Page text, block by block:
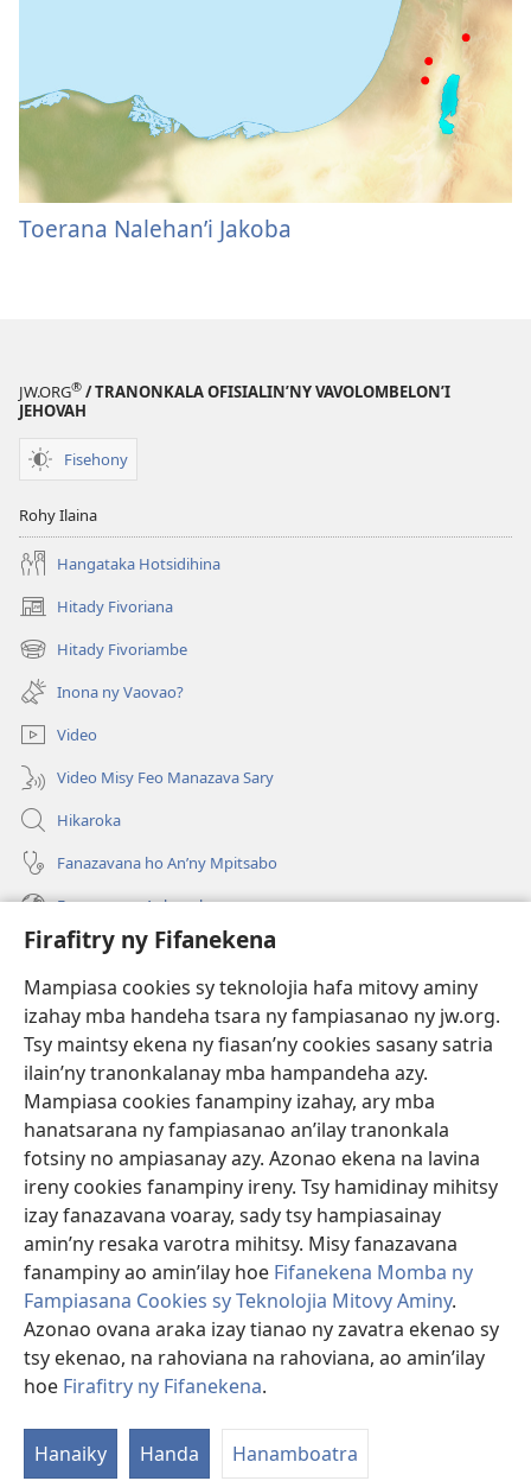
Firafitry ny Fifanekena
Mampiasa cookies sy teknolojia hafa mitovy aminy
izahay mba handeha tsara ny fampiasanao ny jw.org.
Tsy maintsy ekena ny fiasan’ny cookies sasany satria
ilain’ny tranonkalanay mba hampandeha azy.
Mampiasa cookies fanampiny izahay, ary mba
hanatsarana ny fampiasanao an’ilay tranonkala
fotsiny no ampiasanay azy. Azonao ekena na lavina
ireny cookies fanampiny ireny. Tsy hamidinay mihitsy
izay fanazavana voaray, sady tsy hampiasainay
amin’ny resaka varotra mihitsy. Misy fanazavana
fanampiny ao amin’ilay hoe Fifanekena Momba ny
Fampiasana Cookies sy Teknolojia Mitovy Aminy.
Azonao ovana araka izay tianao ny zavatra ekenao sy
tsy ekenao, na rahoviana na rahoviana, ao amin’ilay
hoe Firafitry ny Fifanekena.
Hanaiky Handa Hanamboatra
Toerana Nalehan’i Jakoba
JW.ORG® / TRANONKALA OFISIALIN’NY VAVOLOMBELON’I
JEHOVAH
Fisehony
Rohy Ilaina
Hangataka Hotsidihina
Hitady Fivoriana
(manokatra
rohy) Hitady Fivoriambe
(manokatra
rohy) Inona ny Vaovao?
Video
Video Misy Feo Manazava Sary
Hikaroka
Fanazavana ho An’ny Mpitsabo
Fanazavana Ankapobeny
Fanampiana
Fanomezana
(manokatra
rohy)
FITEHIRIZAM-BOKIN’NY Vavolombelon’i Jehovah
(manokatra
rohy)
JW Hub
(manokatra
rohy)
JW Library
Watchtower Library ®
Copyright© 2026 Watch Tower Bible and Tract Society of Pennsylvania.
FIFANEKENA| FIFANEKENA MOMBA NY TSIAMBARATELO
NY FIFANEKENA